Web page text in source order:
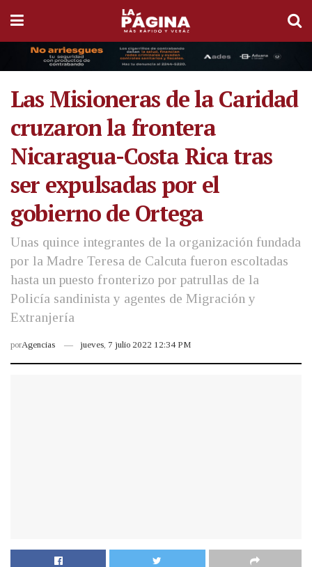
Las Misioneras de la Caridad
cruzaron la frontera
Nicaragua-Costa Rica tras
ser expulsadas por el
gobierno de Ortega
Unas quince integrantes de la organización fundada
por la Madre Teresa de Calcuta fueron escoltadas
hasta un puesto fronterizo por patrullas de la
Policía sandinista y agentes de Migración y
Extranjería
porAgencias jueves, 7 julio 2022 12:34 PM